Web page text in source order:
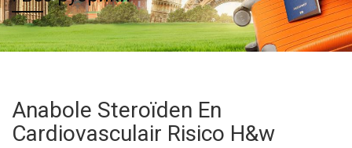
Anabole Steroïden En
Cardiovasculair Risico H&w